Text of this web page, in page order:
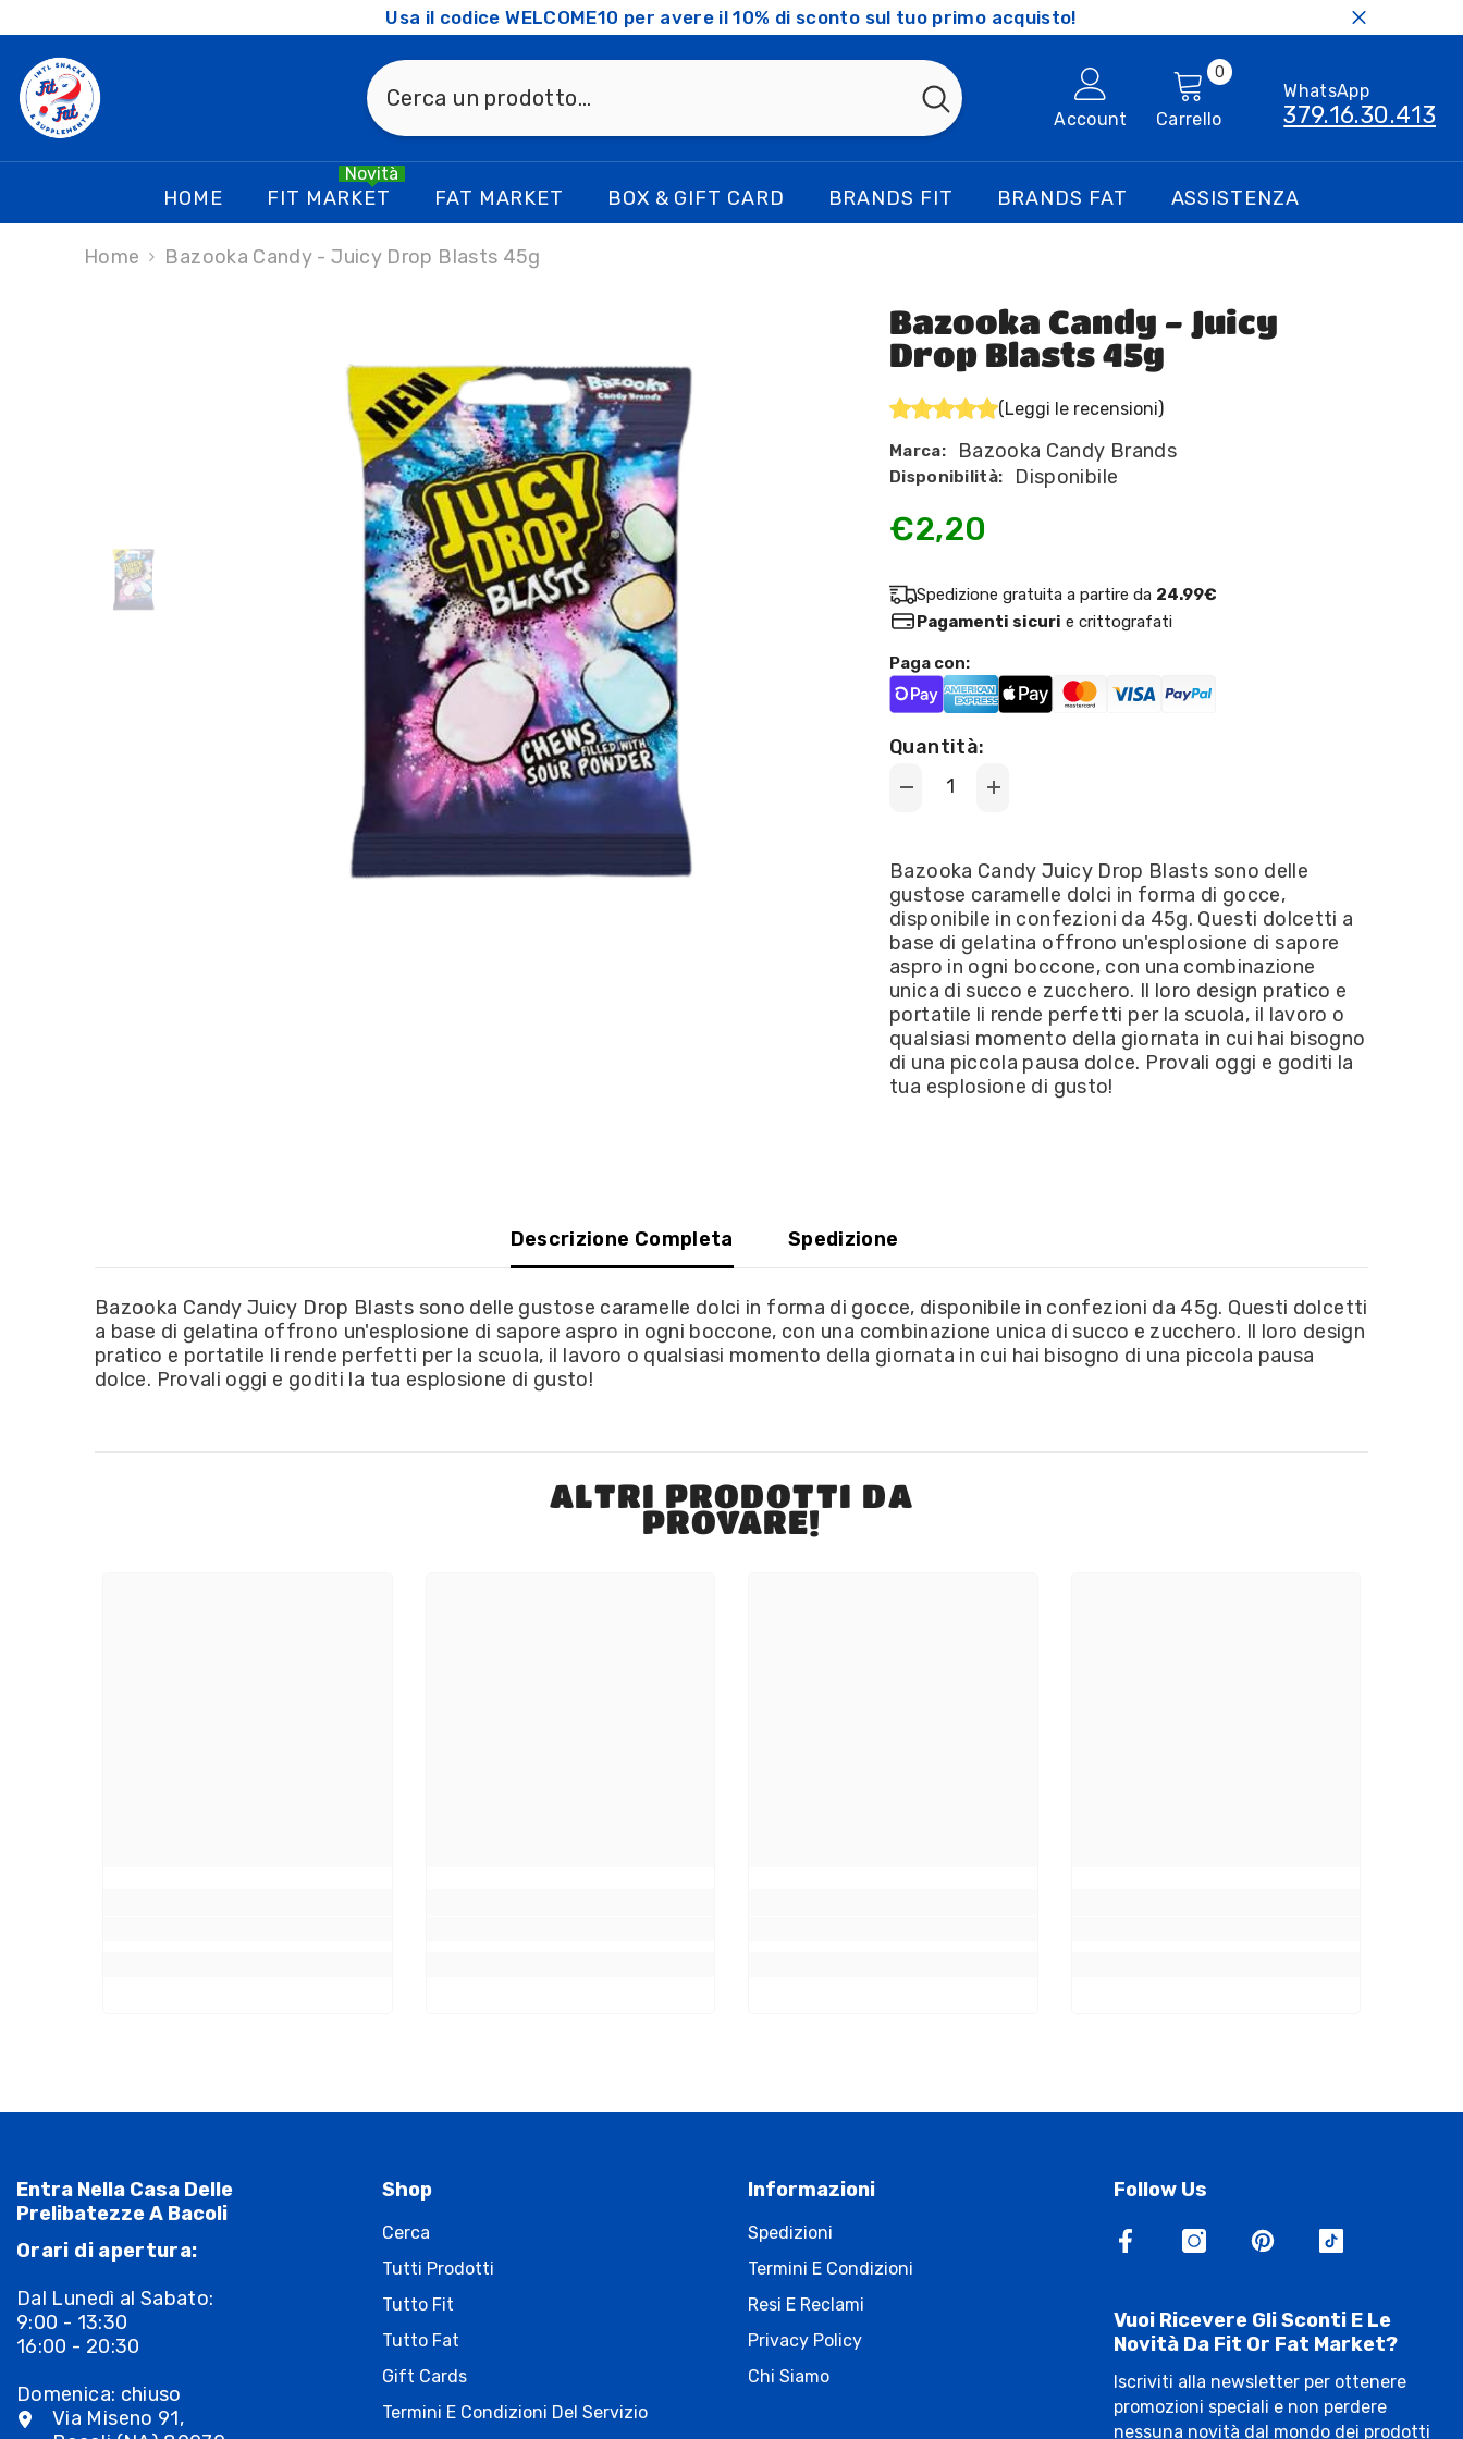
Usa il codice WELCOME10 per avere il 10% di sconto sul tuo primo acquisto!
Account Carrello
00
articoliWhatsApp
379.16.30.413
HOME FIT MARKET
Novità
FAT MARKET BOX & GIFT CARD BRANDS FIT BRANDS FAT ASSISTENZA
Home Bazooka Candy - Juicy Drop Blasts 45g
Bazooka Candy - Juicy
Drop Blasts 45g
(Leggi le recensioni)
Marca: Bazooka Candy Brands
Disponibilità: Disponibile
€2,20
Spedizione gratuita a partire da 24.99€
Pagamenti sicuri e crittografati
Paga con:
Quantità:
Decrease
-
Juicy
Blasts
45g
Increase
Candy
-
Juicy
Drop
Blasts
45g
Bazooka Candy Juicy Drop Blasts sono delle
gustose caramelle dolci in forma di gocce,
disponibile in confezioni da 45g. Questi dolcetti a
base di gelatina offrono un'esplosione di sapore
aspro in ogni boccone, con una combinazione
unica di succo e zucchero. Il loro design pratico e
portatile li rende perfetti per la scuola, il lavoro o
qualsiasi momento della giornata in cui hai bisogno
di una piccola pausa dolce. Provali oggi e goditi la
tua esplosione di gusto!
Descrizione Completa Spedizione
Bazooka Candy Juicy Drop Blasts sono delle gustose caramelle dolci in forma di gocce, disponibile in confezioni da 45g. Questi dolcetti
a base di gelatina offrono un'esplosione di sapore aspro in ogni boccone, con una combinazione unica di succo e zucchero. Il loro design
pratico e portatile li rende perfetti per la scuola, il lavoro o qualsiasi momento della giornata in cui hai bisogno di una piccola pausa
dolce. Provali oggi e goditi la tua esplosione di gusto!
ALTRI PRODOTTI DA
PROVARE!
Entra Nella Casa Delle
Prelibatezze A Bacoli
Orari di apertura:
Dal Lunedì al Sabato:
9:00 - 13:30
16:00 - 20:30
Domenica: chiuso
Via Miseno 91,
Shop
Cerca
Tutti Prodotti
Tutto Fit
Tutto Fat
Gift Cards
Termini E Condizioni Del Servizio
Informazioni
Spedizioni
Termini E Condizioni
Resi E Reclami
Privacy Policy
Chi Siamo
Follow Us
Vuoi Ricevere Gli Sconti E Le
Novità Da Fit Or Fat Market?
Iscriviti alla newsletter per ottenere
promozioni speciali e non perdere
nessuna novità dal mondo dei prodotti